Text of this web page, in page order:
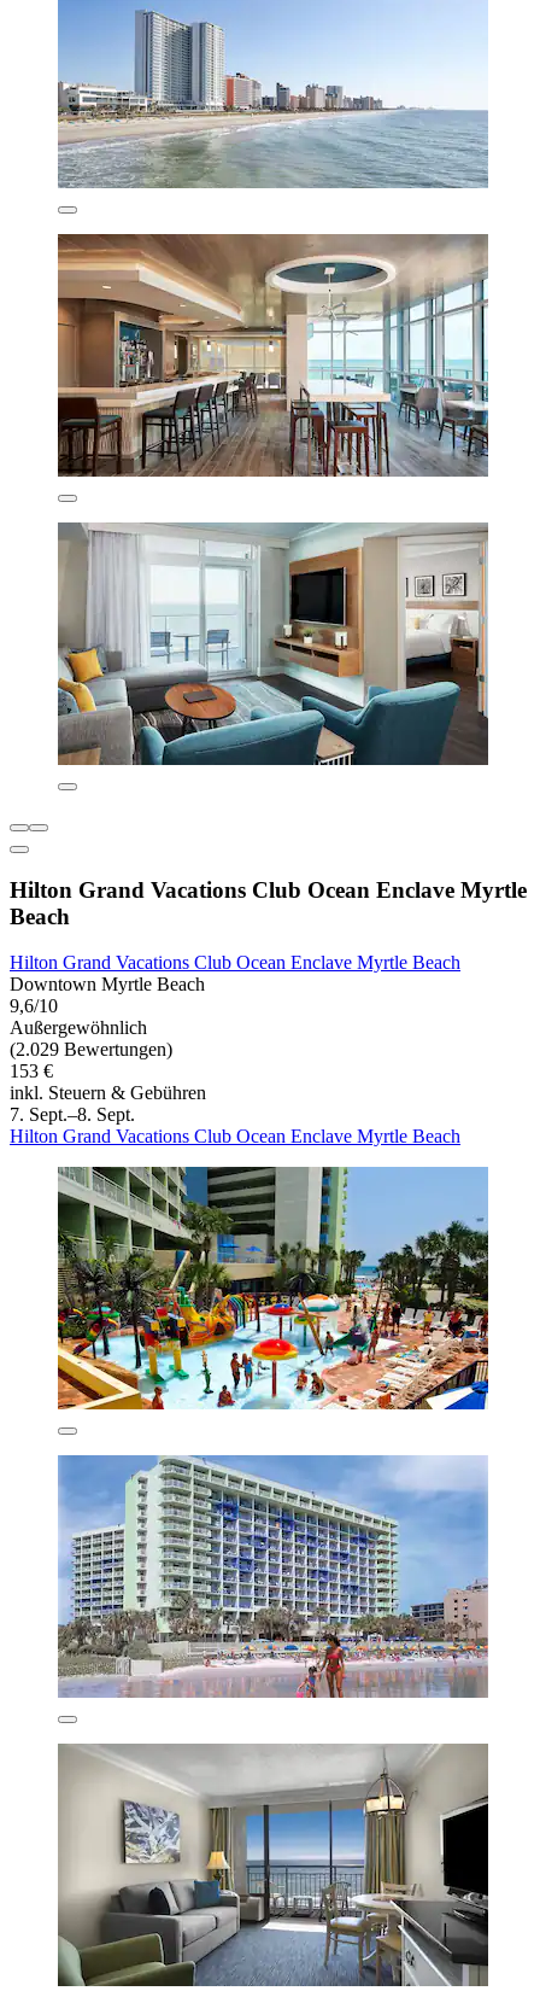
Hilton Grand Vacations Club Ocean Enclave Myrtle
Beach
Hilton Grand Vacations Club Ocean Enclave Myrtle Beach
Downtown Myrtle Beach
9,6/10
Außergewöhnlich
(2.029 Bewertungen)
153 €
inkl. Steuern & Gebühren
7. Sept.–8. Sept.
Hilton Grand Vacations Club Ocean Enclave Myrtle Beach